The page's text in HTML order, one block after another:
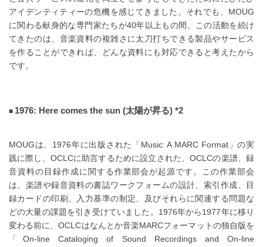
アイデンティティーの危機を感じてきました。それでも、MOUG
に関わる献身的な専門家たちが40年以上もの間、この活動を続け
てきたのは、音楽資料の複雑さに太刀打ちできる製品やサービス
を作ることができれば、どんな資料にも対応できると考えたから
です。
1976: Here comes the sun (太陽が昇る) *2
MOUGは、1976年に出版された「Music: A MARC Format」の実
践に際し、OCLCに助言するために設立された、OCLCの楽譜、録
音資料の目録作成に関する作業部会が起源です。この作業部会
は、楽譜や録音資料の書誌ワークフォームの設計、索引作成、目
録カードの印刷、入力基準の制定、及びそれらに関連する問題な
どの大量の課題を引き受けていました。1976年から1977年に移り
変わる前に、OCLCはなんとか音楽MARCフォーマットの独自版を
「On-line Cataloging of Sound Recordings and On-line